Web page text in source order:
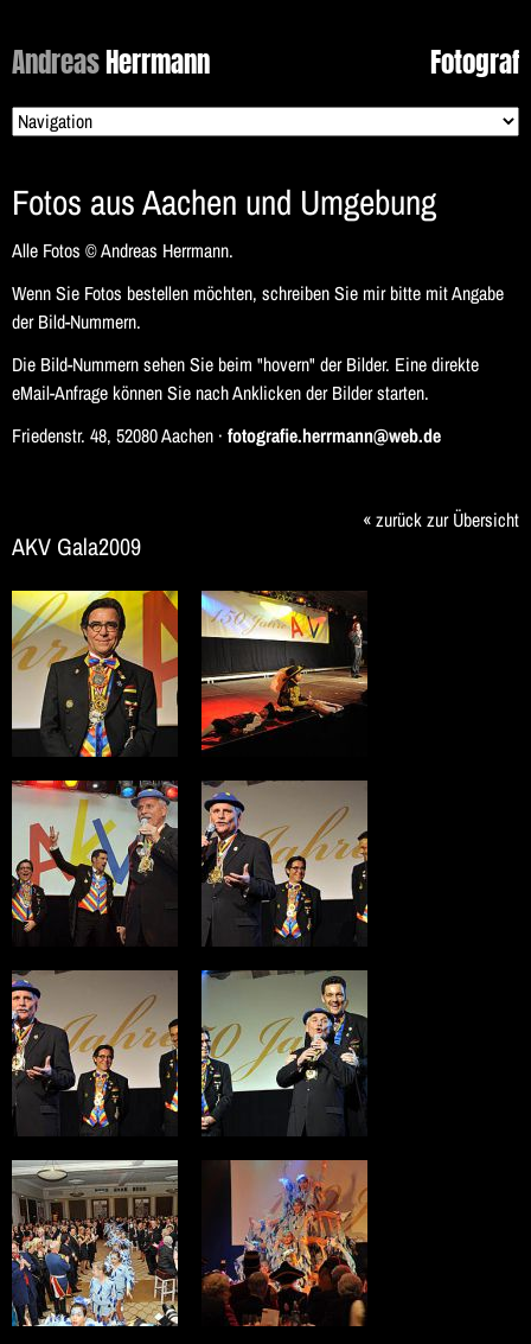
AndreasHerrmann Fotograf
Zielseite
Fotos aus Aachen und Umgebung
Alle Fotos © Andreas Herrmann.
Wenn Sie Fotos bestellen möchten, schreiben Sie mir bitte mit Angabe
der Bild-Nummern.
Die Bild-Nummern sehen Sie beim "hovern" der Bilder. Eine direkte
eMail-Anfrage können Sie nach Anklicken der Bilder starten.
Friedenstr. 48, 52080 Aachen · fotografie.herrmann@web.de
« zurück zur Übersicht
AKV Gala2009